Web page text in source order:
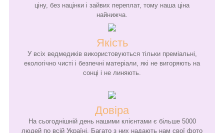
ціну, без націнки і зайвих переплат, тому наша ціна
найнижча.
Якість
У всіх ведмедиків використовуються тільки преміальні,
екологічно чисті і безпечні матеріали, які не вигоряють на
сонці і не линяють.
Довіра
На сьогоднішній день нашими клієнтами є більше 5000
людей по всій Україні. Багато з них надають нам свої фото